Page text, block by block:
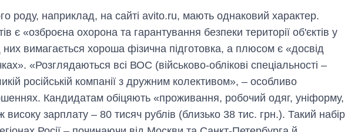
роду, наприклад, на сайті avito.ru, мають однаковий характер.
є «озброєна охорона та гарантування безпеки території об'єктів у
них вимагається хороша фізична підготовка, а плюсом є «досвід
«Розглядаються всі ВОС (військово-облікові спеціальності –
російській компанії з дружним колективом», – особливо
Кандидатам обіцяють «проживання, робочий одяг, уніформу,
високу зарплату – 80 тисяч рублів (близько 38 тис. грн.). Такий набір